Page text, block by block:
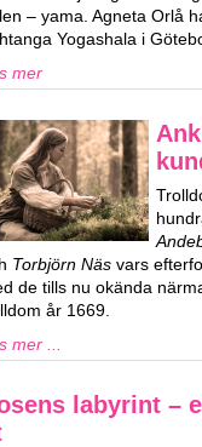
– yama. Agneta Orlå
Yogashala i
mer
Torbjörn Näs vars
de tills nu okända
år 1669.
mer ...
labyrint –